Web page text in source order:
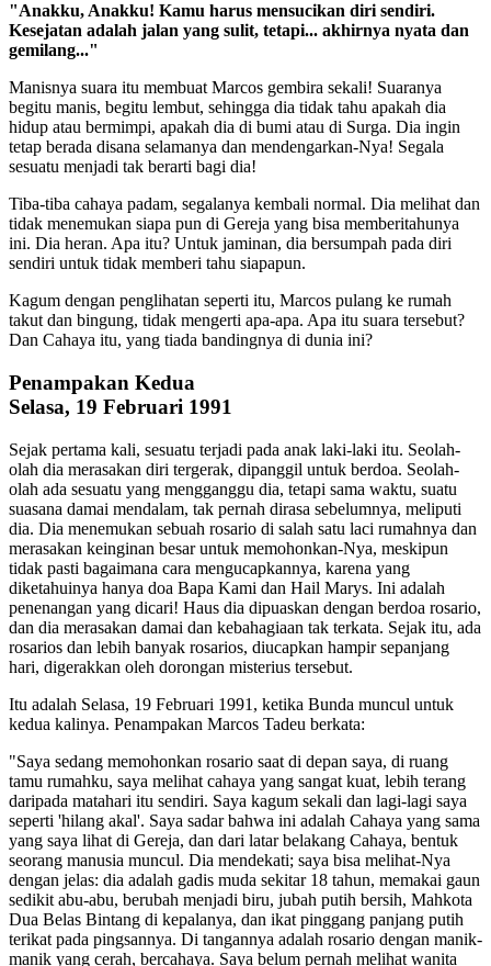
"Anakku, Anakku! Kamu harus mensucikan diri sendiri.
Kesejatan adalah jalan yang sulit, tetapi... akhirnya nyata dan
gemilang..."
Manisnya suara itu membuat Marcos gembira sekali! Suaranya
begitu manis, begitu lembut, sehingga dia tidak tahu apakah dia
hidup atau bermimpi, apakah dia di bumi atau di Surga. Dia ingin
tetap berada disana selamanya dan mendengarkan-Nya! Segala
sesuatu menjadi tak berarti bagi dia!
Tiba-tiba cahaya padam, segalanya kembali normal. Dia melihat dan
tidak menemukan siapa pun di Gereja yang bisa memberitahunya
ini. Dia heran. Apa itu? Untuk jaminan, dia bersumpah pada diri
sendiri untuk tidak memberi tahu siapapun.
Kagum dengan penglihatan seperti itu, Marcos pulang ke rumah
takut dan bingung, tidak mengerti apa-apa. Apa itu suara tersebut?
Dan Cahaya itu, yang tiada bandingnya di dunia ini?
Penampakan Kedua
Selasa, 19 Februari 1991
Sejak pertama kali, sesuatu terjadi pada anak laki-laki itu. Seolah-
olah dia merasakan diri tergerak, dipanggil untuk berdoa. Seolah-
olah ada sesuatu yang mengganggu dia, tetapi sama waktu, suatu
suasana damai mendalam, tak pernah dirasa sebelumnya, meliputi
dia. Dia menemukan sebuah rosario di salah satu laci rumahnya dan
merasakan keinginan besar untuk memohonkan-Nya, meskipun
tidak pasti bagaimana cara mengucapkannya, karena yang
diketahuinya hanya doa Bapa Kami dan Hail Marys. Ini adalah
penenangan yang dicari! Haus dia dipuaskan dengan berdoa rosario,
dan dia merasakan damai dan kebahagiaan tak terkata. Sejak itu, ada
rosarios dan lebih banyak rosarios, diucapkan hampir sepanjang
hari, digerakkan oleh dorongan misterius tersebut.
Itu adalah Selasa, 19 Februari 1991, ketika Bunda muncul untuk
kedua kalinya. Penampakan Marcos Tadeu berkata:
"Saya sedang memohonkan rosario saat di depan saya, di ruang
tamu rumahku, saya melihat cahaya yang sangat kuat, lebih terang
daripada matahari itu sendiri. Saya kagum sekali dan lagi-lagi saya
seperti 'hilang akal'. Saya sadar bahwa ini adalah Cahaya yang sama
yang saya lihat di Gereja, dan dari latar belakang Cahaya, bentuk
seorang manusia muncul. Dia mendekati; saya bisa melihat-Nya
dengan jelas: dia adalah gadis muda sekitar 18 tahun, memakai gaun
sedikit abu-abu, berubah menjadi biru, jubah putih bersih, Mahkota
Dua Belas Bintang di kepalanya, dan ikat pinggang panjang putih
terikat pada pingsannya. Di tangannya adalah rosario dengan manik-
manik yang cerah, bercahaya. Saya belum pernah melihat wanita